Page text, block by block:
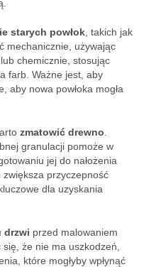
starych powłok , takich jak
mechanicznie, używając
chemicznie, stosując
farb. Ważne jest, aby
aby nowa powłoka mogła
zmatowić drewno
granulacji pomoże w
jej do nałożenia
przyczepność
dla uzyskania
drzwi przed malowaniem
że nie ma uszkodzeń,
które mogłyby wpłynąć